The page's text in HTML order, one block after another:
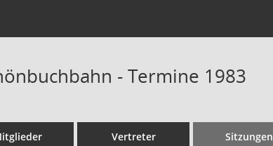
- Termine 1983
Vertreter Sitzungen